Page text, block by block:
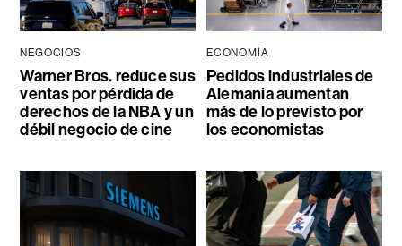
NEGOCIOS
Warner Bros. reduce sus
ventas por pérdida de
derechos de la NBA y un
débil negocio de cine
ECONOMÍA
Pedidos industriales de
Alemania aumentan
más de lo previsto por
los economistas